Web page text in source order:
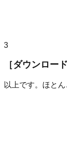
3
［ダウンロー
以上です。ほと